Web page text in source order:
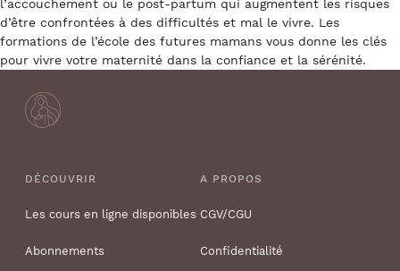
l’accouchement ou le post-partum qui augmentent les risques
d’être confrontées à des difficultés et mal le vivre. Les
formations de l’école des futures mamans vous donne les clés
pour vivre votre maternité dans la confiance et la sérénité.
DÉCOUVRIR
Les cours en ligne disponibles
Abonnements
A PROPOS
CGV/CGU
Confidentialité